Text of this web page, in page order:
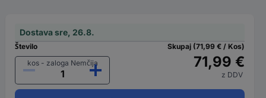
Dostava sre, 26.8.
Število
kos - zaloga Nemčija
Skupaj (71,99 € / Kos)
71,99 €
z DDV